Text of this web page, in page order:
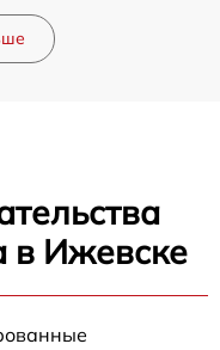
в Ижевске